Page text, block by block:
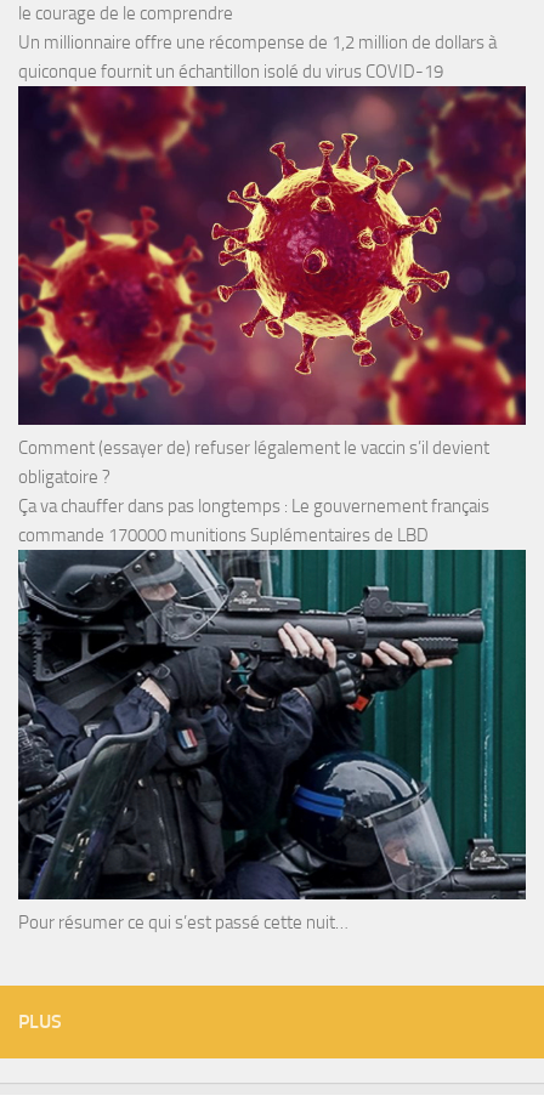
le courage de le comprendre
Un millionnaire offre une récompense de 1,2 million de dollars à
quiconque fournit un échantillon isolé du virus COVID-19
Comment (essayer de) refuser légalement le vaccin s’il devient
obligatoire ?
Ça va chauffer dans pas longtemps : Le gouvernement français
commande 170000 munitions Suplémentaires de LBD
Pour résumer ce qui s’est passé cette nuit…
PLUS